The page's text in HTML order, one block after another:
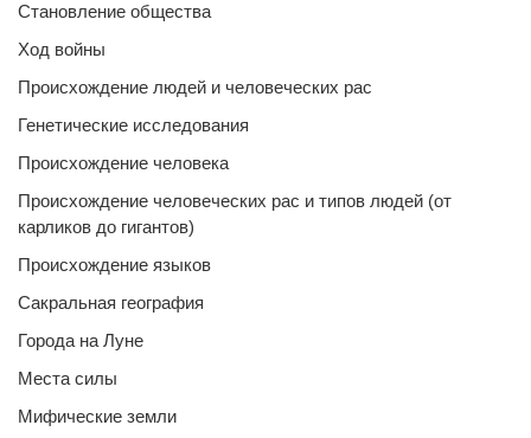
Становление общества
Ход войны
Происхождение людей и человеческих рас
Генетические исследования
Происхождение человека
Происхождение человеческих рас и типов людей (от
карликов до гигантов)
Происхождение языков
Сакральная география
Города на Луне
Места силы
Мифические земли